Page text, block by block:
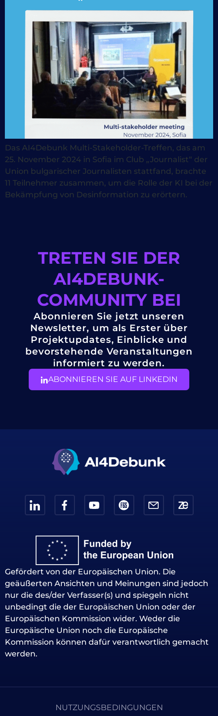
Das AI4Debunk Multi-Stakeholder-Treffen, das am
25. November 2024 in Sofia im Club „Journalist“ der
Union bulgarischer Journalisten stattfand, brachte
11 Teilnehmer zusammen, um die Rolle der KI bei der
Bekämpfung von Desinformation zu erörtern.
TRETEN SIE DER
AI4DEBUNK-
COMMUNITY BEI
Abonnieren Sie jetzt unseren
Newsletter, um als Erster über
Projektupdates, Einblicke und
bevorstehende Veranstaltungen
informiert zu werden.
ABONNIEREN SIE AUF LINKEDIN
Gefördert von der Europäischen Union. Die
geäußerten Ansichten und Meinungen sind jedoch
nur die des/der Verfasser(s) und spiegeln nicht
unbedingt die der Europäischen Union oder der
Europäischen Kommission wider. Weder die
Europäische Union noch die Europäische
Kommission können dafür verantwortlich gemacht
werden.
NUTZUNGSBEDINGUNGEN